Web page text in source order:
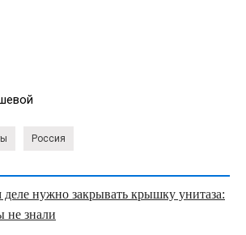
Россия
деле нужно закрывать крышку унитаза:
не знали